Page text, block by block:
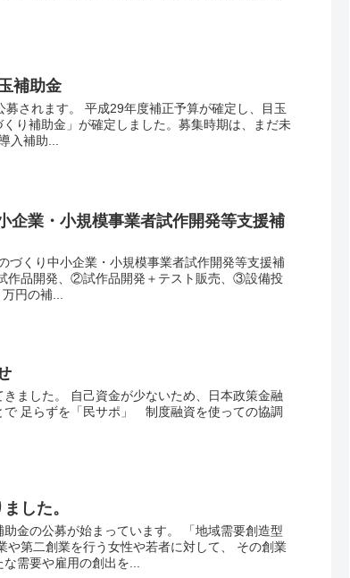
補助金
されます。 平成29年度補正予算が確定し、目玉
り補助金」が確定しました。募集時期は、まだ未
入補助...
企業・小規模事業者試作開発等支援補
づくり中小企業・小規模事業者試作開発等支援補
作品開発、②試作品開発＋テスト販売、③設備投
円の補...
ました。 自己資金が少ないため、日本政策金融
足らずを「民サポ」 制度融資を使っての協調
した。
金の公募が始まっています。 「地域需要創造型
第二創業を行う女性や若者に対して、 その創業
需要や雇用の創出を...